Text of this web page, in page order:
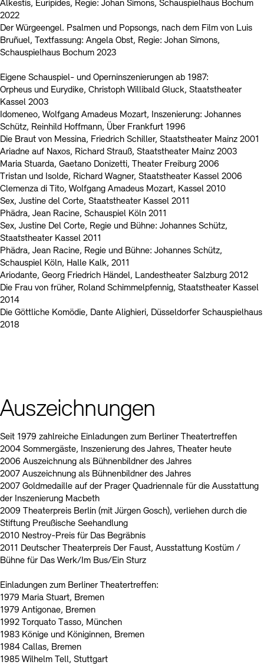
Alkestis, Euripides, Regie: Johan Simons, Schauspielhaus Bochum
2022
Der Würgeengel. Psalmen und Popsongs, nach dem Film von Luis
Bruñuel, Textfassung: Angela Obst, Regie: Johan Simons,
Schauspielhaus Bochum 2023
Eigene Schauspiel- und Operninszenierungen ab 1987:
Orpheus und Eurydike, Christoph Willibald Gluck, Staatstheater
Kassel 2003
Idomeneo, Wolfgang Amadeus Mozart, Inszenierung: Johannes
Schütz, Reinhild Hoffmann, Über Frankfurt 1996
Die Braut von Messina, Friedrich Schiller, Staatstheater Mainz 2001
Ariadne auf Naxos, Richard Strauß, Staatstheater Mainz 2003
Maria Stuarda, Gaetano Donizetti, Theater Freiburg 2006
Tristan und Isolde, Richard Wagner, Staatstheater Kassel 2006
Clemenza di Tito, Wolfgang Amadeus Mozart, Kassel 2010
Sex, Justine del Corte, Staatstheater Kassel 2011
Phädra, Jean Racine, Schauspiel Köln 2011
Sex, Justine Del Corte, Regie und Bühne: Johannes Schütz,
Staatstheater Kassel 2011
Phädra, Jean Racine, Regie und Bühne: Johannes Schütz,
Schauspiel Köln, Halle Kalk, 2011
Ariodante, Georg Friedrich Händel, Landestheater Salzburg 2012
Die Frau von früher, Roland Schimmelpfennig, Staatstheater Kassel
2014
Die Göttliche Komödie, Dante Alighieri, Düsseldorfer Schauspielhaus
2018
Auszeichnungen
Seit 1979 zahlreiche Einladungen zum Berliner Theatertreffen
2004 Sommergäste, Inszenierung des Jahres, Theater heute
2006 Auszeichnung als Bühnenbildner des Jahres
2007 Auszeichnung als Bühnenbildner des Jahres
2007 Goldmedaille auf der Prager Quadriennale für die Ausstattung
der Inszenierung Macbeth
2009 Theaterpreis Berlin (mit Jürgen Gosch), verliehen durch die
Stiftung Preußische Seehandlung
2010 Nestroy-Preis für Das Begräbnis
2011 Deutscher Theaterpreis Der Faust, Ausstattung Kostüm /
Bühne für Das Werk/Im Bus/Ein Sturz
Einladungen zum Berliner Theatertreffen:
1979 Maria Stuart, Bremen
1979 Antigonae, Bremen
1992 Torquato Tasso, München
1983 Könige und Königinnen, Bremen
1984 Callas, Bremen
1985 Wilhelm Tell, Stuttgart